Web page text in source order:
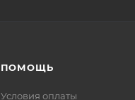
ПОМОЩЬ
Условия оплаты